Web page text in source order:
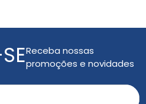
Receba nossas
promoções e novidades